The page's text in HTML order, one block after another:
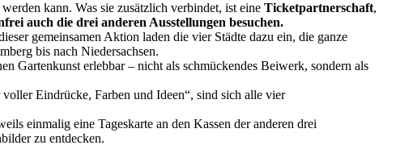
kann. Was sie zusätzlich verbindet, ist eine Ticketpartnerschaft,
auch die drei anderen Ausstellungen besuchen.
gemeinsamen Aktion laden die vier Städte dazu ein, die ganze
bis nach Niedersachsen.
Gartenkunst erlebbar – nicht als schmückendes Beiwerk, sondern als
Eindrücke, Farben und Ideen“, sind sich alle vier
einmalig eine Tageskarte an den Kassen der anderen drei
zu entdecken.